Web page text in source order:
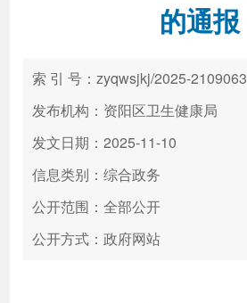
高效办成一件事
的通报
索 引 号：zyqwsjkj/2025-2109063
发布机构：资阳区卫生健康局
发文日期：2025-11-10
信息类别：综合政务
公开范围：全部公开
公开方式：政府网站